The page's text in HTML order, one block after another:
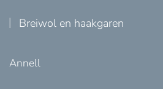
Breiwol en haakgaren
Annell